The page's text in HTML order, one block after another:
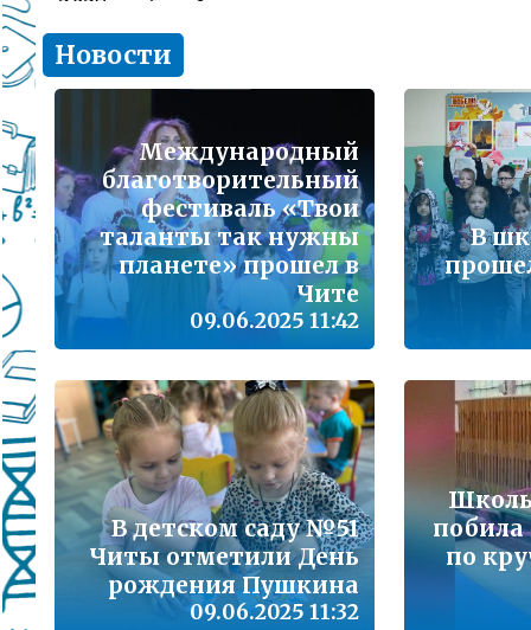
2027 учебный год
Подробнее...
Комитет образования Читы напоминает о
заявлений об участии в ГИА-11 (ЕГЭ)
Подробнее...
В сезон гриппа и острых респираторных
наша с Вами общая задача – не допустить
заболеваемости
Подробнее...
Лицам, желающим сдать единый
(далее ЕГЭ) в 2026 году
Подробнее...
Школа управленческого резерва: Ваш
Подробнее...
ВАШ РЕБЁНОК ИДЁТ В ДЕТСКИЙ САД
Подробнее...
Новости
Международный
благотворительный
фестиваль «Твои
таланты так нужны
планете» прошел в
Чите
09.06.2025 11:42
В
В детском саду №51
Читы отметили День
рождения Пушкина
09.06.2025 11:32
побила
по